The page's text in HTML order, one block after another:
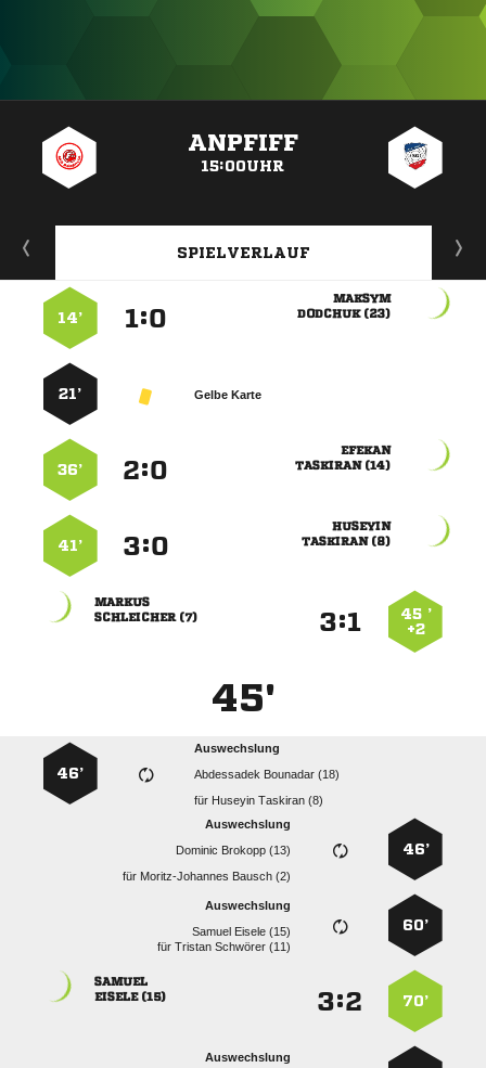
ANPFIFF
15:00UHR
SPIELVERLAUF

 
:
14’
Gelbe Karte
21’

 
:
36’

 
:
41’
45 ’
+2
:

 
45'
Auswechslung
  
für   
46’
46’
Auswechslung
  
für   
60’
Auswechslung
  
für  
70’
:

 
Auswechslung